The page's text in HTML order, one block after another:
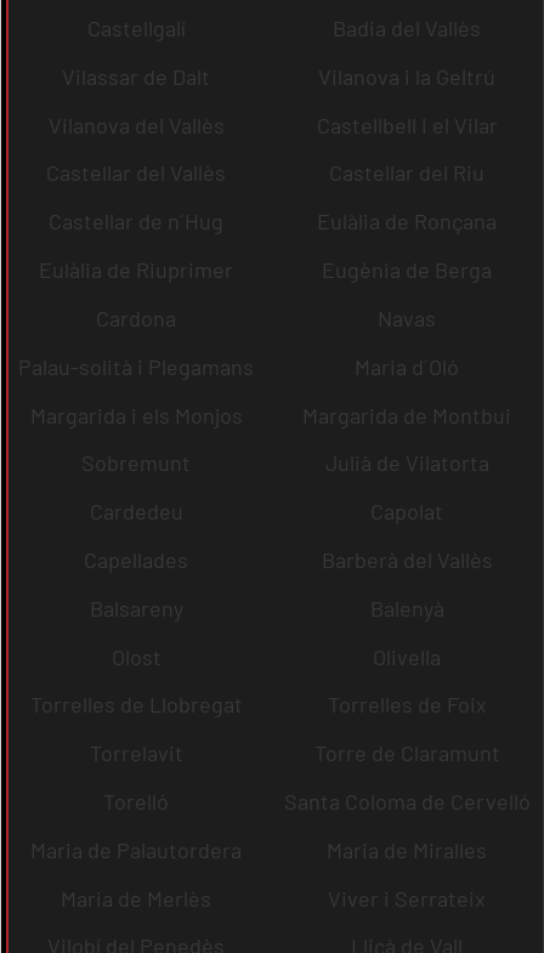
Castellgalí
Badia del Vallès
Vilassar de Dalt
Vilanova i la Geltrú
Vilanova del Vallès
Castellbell i el Vilar
Castellar del Vallès
Castellar del Riu
Castellar de n´Hug
Eulàlia de Ronçana
Eulàlia de Riuprimer
Eugènia de Berga
Cardona
Navas
Palau-solità i Plegamans
Maria d´Oló
Margarida i els Monjos
Margarida de Montbui
Sobremunt
Julià de Vilatorta
Cardedeu
Capolat
Capellades
Barberà del Vallès
Balsareny
Balenyà
Olost
Olivella
Torrelles de Llobregat
Torrelles de Foix
Torrelavit
Torre de Claramunt
Torelló
Santa Coloma de Cervelló
Maria de Palautordera
Maria de Miralles
Maria de Merlès
Viver i Serrateix
Vilobí del Penedès
Lliçà de Vall